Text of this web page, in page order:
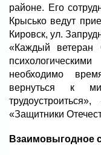
районе. Его
Крысько ведут
Кировск, ул.
«Каждый
необходимо
вернуться к
«Защитники
Взаимовыгодное